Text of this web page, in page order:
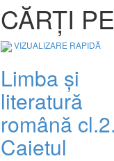
CĂRȚI
VIZUALIZARE RAPIDĂ
Limba și
literatură
română cl.2.
Caietul